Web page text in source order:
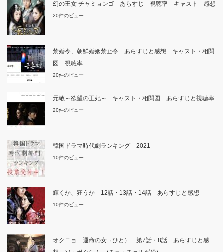
幻の王女 チャミョンゴ あらすじ 視聴率 キャスト 感想
20件のビュー
禁婚令、朝鮮婚姻禁止令 あらすじと感想 キャスト・相関
図 視聴率
20件のビュー
元敬～欲望の王妃～ キャスト・相関図 あらすじと視聴率
20件のビュー
韓国ドラマ時代劇ランキング 2021
10件のビュー
輝くか、狂うか 12話・13話・14話 あらすじと感想
10件のビュー
オクニョ 運命の女（ひと） 第7話・8話 あらすじと感